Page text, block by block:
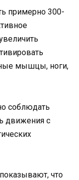
примерно 300-
мышцы, ноги,
соблюдать
движения с
что